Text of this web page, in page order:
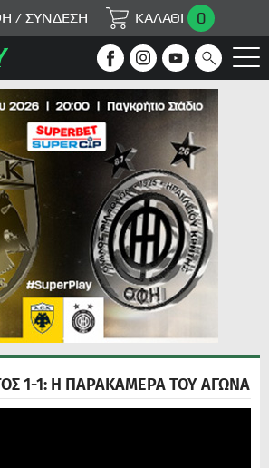
/ ΣΥΝΔΕΣΗ ΚΑΛΑΘΙ 0
1-1: Η ΠΑΡΑΚΑΜΕΡΑ ΤΟΥ ΑΓΩΝΑ